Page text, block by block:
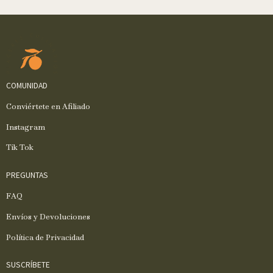
COMUNIDAD
Conviértete en Afiliado
Instagram
Tik Tok
PREGUNTAS
FAQ
Envíos y Devoluciones
Política de Privacidad
SUSCRÍBETE